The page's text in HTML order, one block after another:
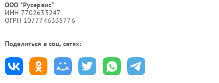
ООО "Русервис"
ИНН 7702633247
ОГРН 1077746335776
Поделиться в соц. сетях: